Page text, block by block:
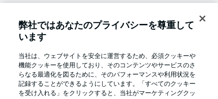
ファンタジー・マネジャー
言語をお選びください
日本語 Display Mode
弊社ではあなたのプライバシーを尊重して
います
当社は、ウェブサイトを安全に運営するため、必須クッキーや
機能クッキーを使用しており、そのコンテンツやサービスのさ
らなる最適化を図るために、そのパフォーマンスや利用状況を
記録することができるようにしています。「すべてのクッキー
を受け入れる」をクリックすると、当社がマーケティングクッ